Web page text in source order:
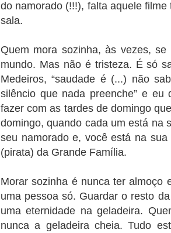
do namorado (!!!), falta aquele
sala.
Quem mora sozinha, às vezes,
mundo. Mas não é tristeza. É só
Medeiros, “saudade é (...) não
silêncio que nada preenche” e
fazer com as tardes de domingo
domingo, quando cada um está na
seu namorado e, você está na
(pirata) da Grande Família.
Morar sozinha é nunca ter almoço
uma pessoa só. Guardar o resto
uma eternidade na geladeira.
nunca a geladeira cheia. Tudo